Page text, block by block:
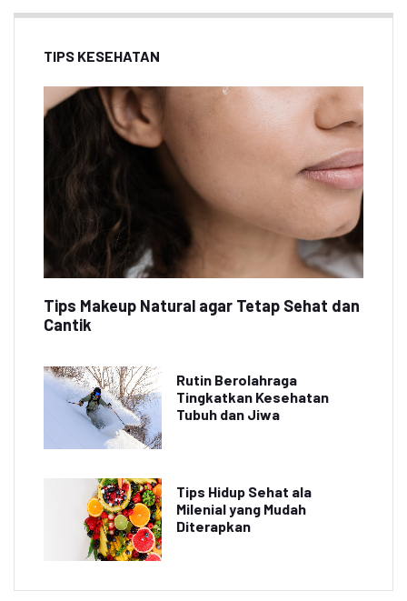
TIPS KESEHATAN
Tips Makeup Natural agar Tetap Sehat dan
Cantik
Rutin Berolahraga
Tingkatkan Kesehatan
Tubuh dan Jiwa
Tips Hidup Sehat ala
Milenial yang Mudah
Diterapkan